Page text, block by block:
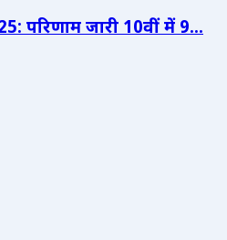
परिणाम जारी 10वीं में 9...